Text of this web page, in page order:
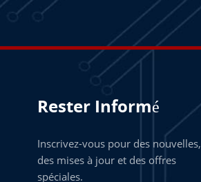
Rester Informé
Inscrivez-vous pour des nouvelles,
des mises à jour et des offres
spéciales.